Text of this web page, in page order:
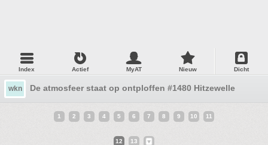
Index Actief MyAT Nieuw Dicht
wkn De atmosfeer staat op ontploffen #1480 Hitzewelle
1 2 3 4 5 6 7 8 9 10 11
12 13